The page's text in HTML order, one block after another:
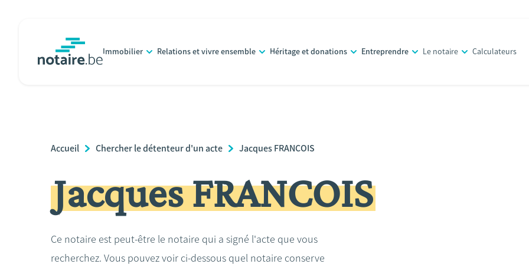
principal
Immobilier Relations et vivre ensemble Héritage et donations Entreprendre Le notaire Calculateurs
Breadcrumb
Accueil Chercher le détenteur d'un acte Jacques FRANCOIS
Jacques FRANCOIS
Ce notaire est peut-être le notaire qui a signé l'acte que vous
recherchez. Vous pouvez voir ci-dessous quel notaire conserve